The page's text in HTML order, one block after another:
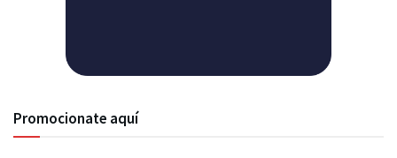
Promocionate aquí